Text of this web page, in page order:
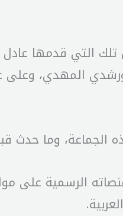
تلك التي قدمها
المهدي،
وما حدث
الرسمية على